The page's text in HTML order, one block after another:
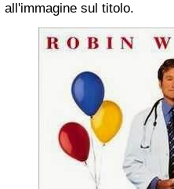
all'immagine sul titolo.